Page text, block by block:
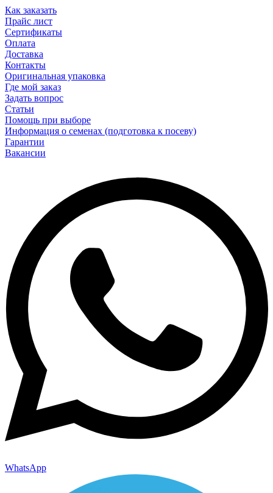
Как заказать
Прайс лист
Сертификаты
Оплата
Доставка
Контакты
Оригинальная упаковка
Где мой заказ
Задать вопрос
Статьи
Помощь при выборе
Информация о семенах (подготовка к посеву)
Гарантии
Вакансии
WhatsApp